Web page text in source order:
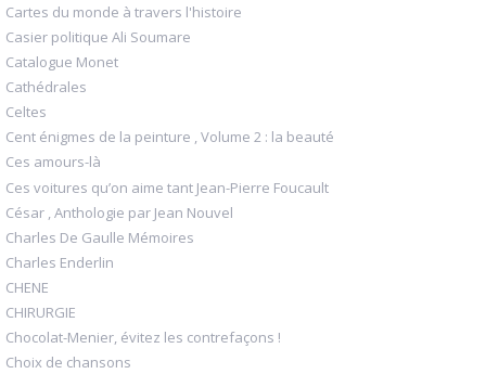
Cartes du monde à travers l'histoire
Casier politique Ali Soumare
Catalogue Monet
Cathédrales
Celtes
Cent énigmes de la peinture , Volume 2 : la beauté
Ces amours-là
Ces voitures qu’on aime tant Jean-Pierre Foucault
César , Anthologie par Jean Nouvel
Charles De Gaulle Mémoires
Charles Enderlin
CHENE
CHIRURGIE
Chocolat-Menier, évitez les contrefaçons !
Choix de chansons